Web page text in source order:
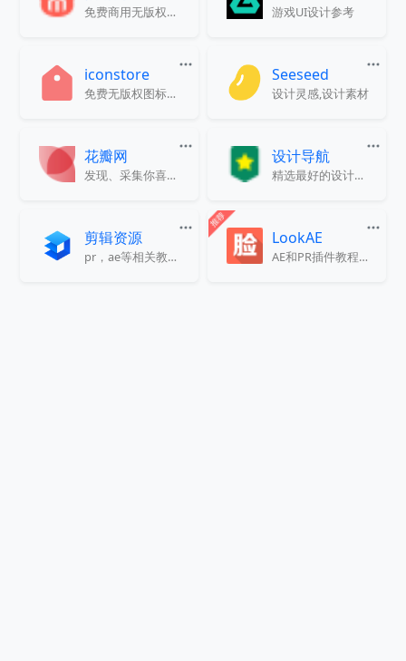
免费商用无版权字体下载 游戏UI设计参考
iconstore
免费无版权图标素材下载
Seeseed
设计灵感,设计素材
花瓣网
发现、采集你喜欢的一切
设计导航
精选最好的设计网站大全
剪辑资源
pr，ae等相关教程，插件和软件下载
LookAE
AE和PR插件教程下载